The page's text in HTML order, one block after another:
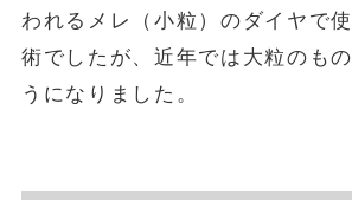
われるメレ（小粒）のダイヤで
術でしたが、近年では大粒のも
うになりました。